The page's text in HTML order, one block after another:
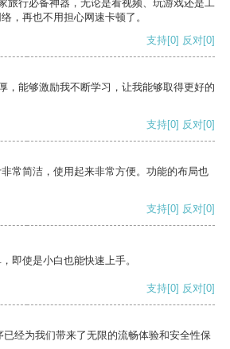
旅行必备神器，无论是看视频、玩游戏还是工
，再也不用担心网速卡顿了。
支持[0] 反对[0]
，能够激励我不断学习，让我能够取得更好的
支持[0] 反对[0]
常简洁，使用起来非常方便。功能的布局也
支持[0] 反对[0]
即使是小白也能快速上手。
支持[0] 反对[0]
经为我们带来了无限的流畅体验和安全性保